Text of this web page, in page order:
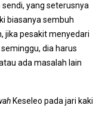
yang seterusnya
biasanya sembuh
jika pesakit menyedari
dia harus
ada masalah lain
Keseleo pada jari kaki